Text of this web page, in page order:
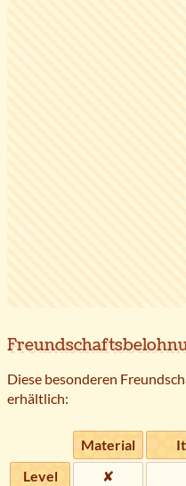
Diese besonderen
erhältlich:
Material
Level
✘